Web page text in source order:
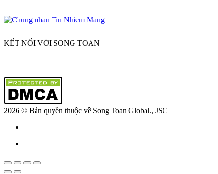
KẾT NỐI VỚI SONG TOÀN
2026 © Bản quyền thuộc về Song Toan Global., JSC